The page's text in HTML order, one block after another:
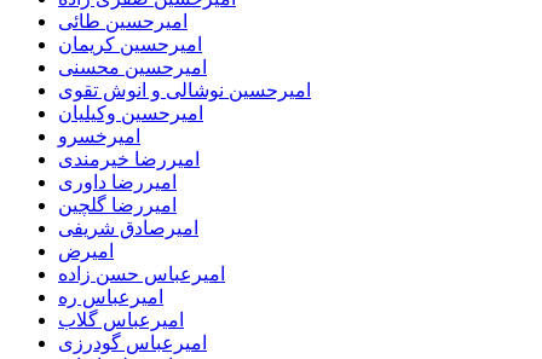
امیرحسین طائی
امیرحسین کریمان
امیرحسین محسنی
امیرحسین نوشالی و انوش تقوی
امیرحسین وکیلیان
امیرخسرو
امیررضا خیرمندی
امیررضا داوری
امیررضا گلچین
امیرصادق شریفی
امیرض
امیرعباس حسن زاده
امیرعباس ره
امیرعباس گلاب
امیرعباس گودرزی